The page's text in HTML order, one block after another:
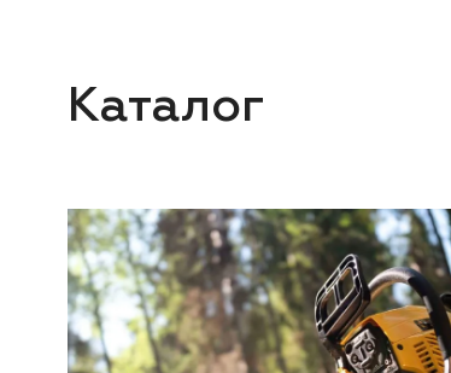
Каталог